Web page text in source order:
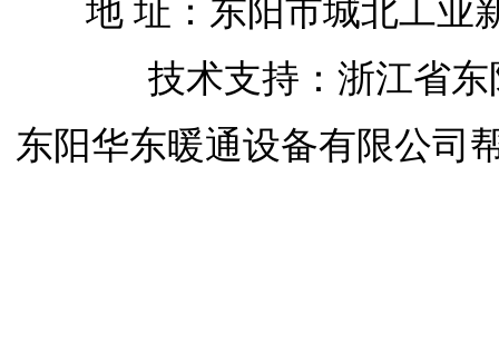
地 址：东阳市城北工业
技术支持：浙江省
东阳华东暖通设备有限公司